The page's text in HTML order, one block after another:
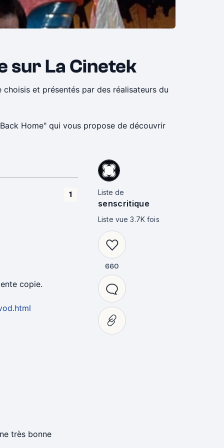
sur La Cinetek
et présentés par des réalisateurs du
Home" qui vous propose de découvrir
Tavernier ou encore Apichatpong
1
copie.
très bonne
Liste de
senscritique
Liste vue3.7Kfois
660